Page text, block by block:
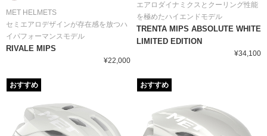
MET HELMETS
セミエアロデザインが存在感を放つハ
イパフォーマンスモデル
RIVALE MIPS
¥22,000
エアロダイナミクスとクーリング性能
を極めたハイエンドモデル
TRENTA MIPS ABSOLUTE WHITE
LIMITED EDITION
¥34,100
おすすめ おすすめ